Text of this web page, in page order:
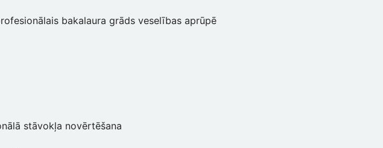
bakalaura grāds veselības aprūpē
stāvokļa novērtēšana